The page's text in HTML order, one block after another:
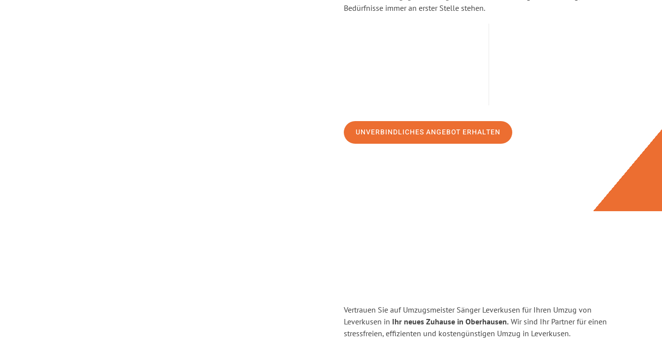
Bedürfnisse immer an erster Stelle stehen.
UNVERBINDLICHES ANGEBOT ERHALTEN
Vertrauen Sie auf Umzugsmeister Sänger Leverkusen für Ihren Umzug von
Leverkusen in Ihr neues Zuhause in Oberhausen. Wir sind Ihr Partner für einen
stressfreien, effizienten und kostengünstigen Umzug in Leverkusen.